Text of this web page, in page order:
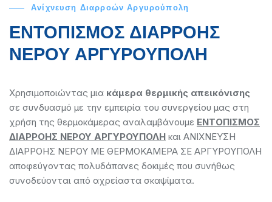
Ανίχνευση Διαρροών Αργυρούπολη
ΕΝΤΟΠΙΣΜΟΣ ΔΙΑΡΡΟΗΣ
ΝΕΡΟΥ ΑΡΓΥΡΟΥΠΟΛΗ
Χρησιμοποιώντας μια κάμερα θερμικής απεικόνισης
σε συνδυασμό με την εμπειρία του συνεργείου μας στη
χρήση της θερμοκάμερας αναλαμβάνουμε ΕΝΤΟΠΙΣΜΟΣ
ΔΙΑΡΡΟΗΣ ΝΕΡΟΥ ΑΡΓΥΡΟΥΠΟΛΗ και ΑΝΙΧΝΕΥΣΗ
ΔΙΑΡΡΟΗΣ ΝΕΡΟΥ ΜΕ ΘΕΡΜΟΚΑΜΕΡΑ ΣΕ ΑΡΓΥΡΟΥΠΟΛΗ
αποφεύγοντας πολυδάπανες δοκιμές που συνήθως
συνοδεύονται από αχρείαστα σκαψίματα.